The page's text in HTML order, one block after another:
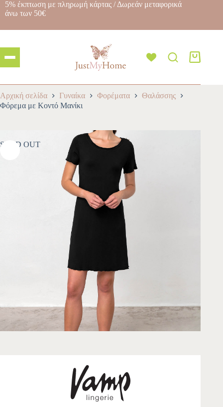
5% έκπτωση με πληρωμή κάρτας / Δωρεάν μεταφορικά
άνω των 50€
Αρχική σελίδα Γυναίκα Φορέματα
Θαλάσσης
Φόρεμα με Κοντό Μανίκι
SOLD OUT